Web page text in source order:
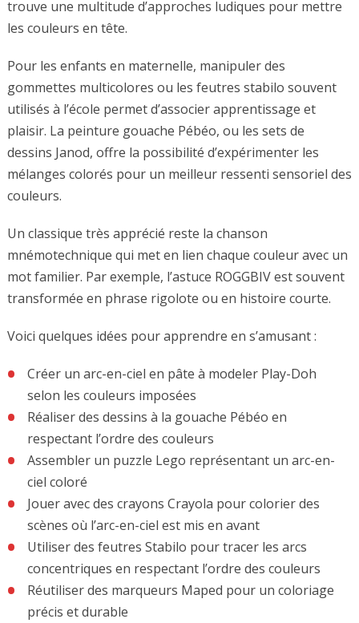
trouve une multitude d’approches ludiques pour mettre
les couleurs en tête.
Pour les enfants en maternelle, manipuler des
gommettes multicolores ou les feutres stabilo souvent
utilisés à l’école permet d’associer apprentissage et
plaisir. La peinture gouache Pébéo, ou les sets de
dessins Janod, offre la possibilité d’expérimenter les
mélanges colorés pour un meilleur ressenti sensoriel des
couleurs.
Un classique très apprécié reste la chanson
mnémotechnique qui met en lien chaque couleur avec un
mot familier. Par exemple, l’astuce ROGGBIV est souvent
transformée en phrase rigolote ou en histoire courte.
Voici quelques idées pour apprendre en s’amusant :
Créer un arc-en-ciel en pâte à modeler Play-Doh
selon les couleurs imposées
Réaliser des dessins à la gouache Pébéo en
respectant l’ordre des couleurs
Assembler un puzzle Lego représentant un arc-en-
ciel coloré
Jouer avec des crayons Crayola pour colorier des
scènes où l’arc-en-ciel est mis en avant
Utiliser des feutres Stabilo pour tracer les arcs
concentriques en respectant l’ordre des couleurs
Réutiliser des marqueurs Maped pour un coloriage
précis et durable